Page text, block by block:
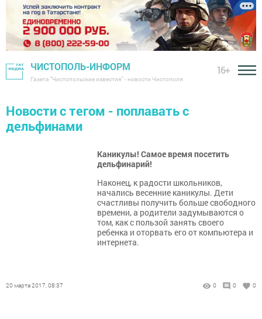
ЧИСТОПОЛЬ-ИНФОРМ
Газета "Чистопольские известия" - новости Чистополя
16+
Новости с тегом - поплавать с
дельфинами
Каникулы! Самое время посетить
дельфинарий!
Наконец, к радости школьников,
начались весенние каникулы. Дети
счастливы получить больше свободного
времени, а родители задумываются о
том, как с пользой занять своего
ребенка и оторвать его от компьютера и
интернета.
20 марта 2017, 08:37 0 0 0